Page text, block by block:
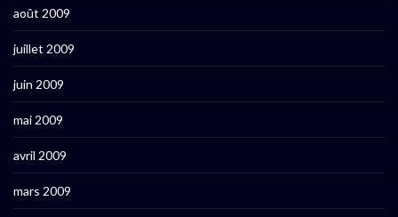
août 2009
juillet 2009
juin 2009
mai 2009
avril 2009
mars 2009